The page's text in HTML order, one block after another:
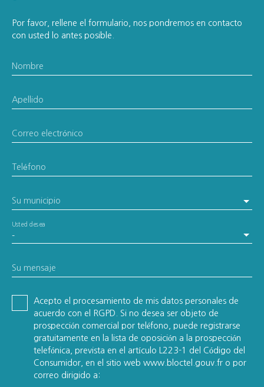
Por favor, rellene el formulario, nos pondremos en contacto
con usted lo antes posible.
Nombre
Apellido
Correo electrónico
Teléfono
Su municipio
-
Usted desea
Su mensaje
Acepto el procesamiento de mis datos personales de
acuerdo con el RGPD. Si no desea ser objeto de
prospección comercial por teléfono, puede registrarse
gratuitamente en la lista de oposición a la prospección
telefónica, prevista en el artículo L223-1 del Código del
Consumidor, en el sitio web www.bloctel.gouv.fr o por
correo dirigido a: